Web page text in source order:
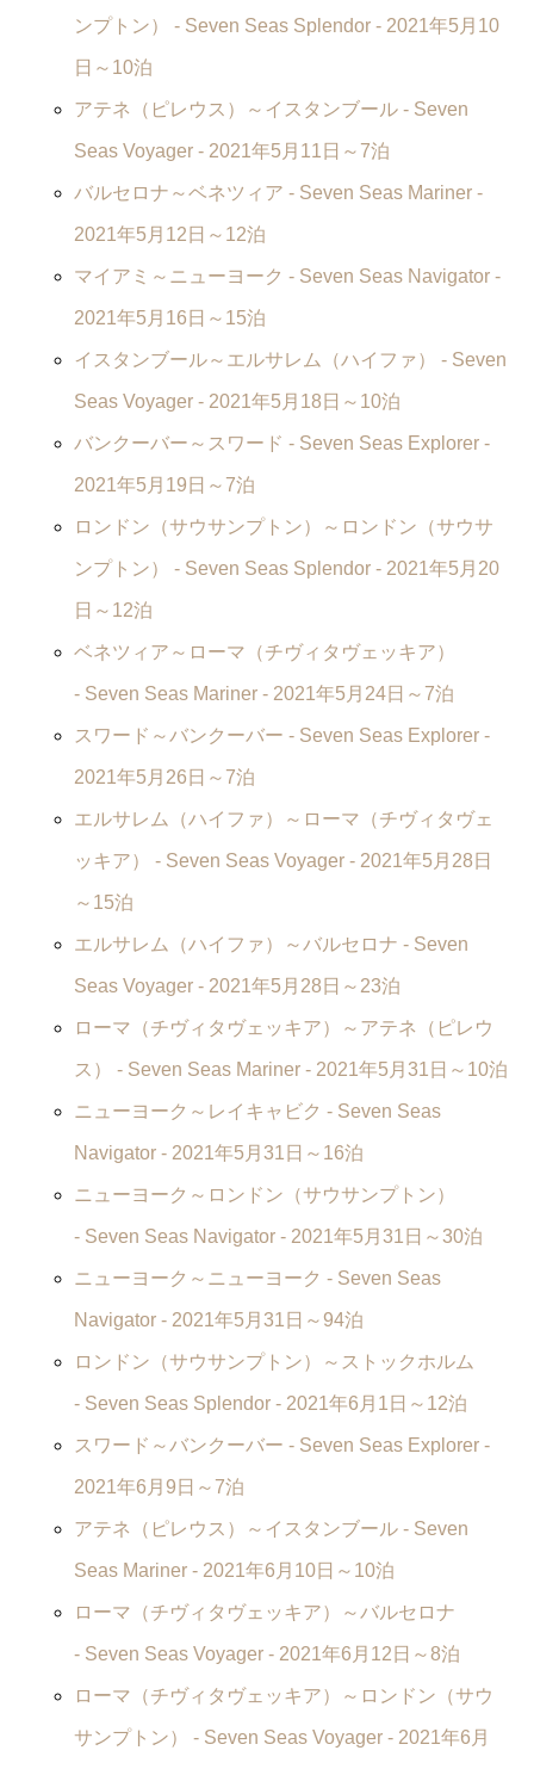
ンプトン） - Seven Seas Splendor- 2021年5月10
日～10泊
アテネ（ピレウス）～イスタンブール - Seven
Seas Voyager- 2021年5月11日～7泊
バルセロナ～ベネツィア - Seven Seas Mariner-
2021年5月12日～12泊
マイアミ～ニューヨーク - Seven Seas Navigator-
2021年5月16日～15泊
イスタンブール～エルサレム（ハイファ） - Seven
Seas Voyager- 2021年5月18日～10泊
バンクーバー～スワード - Seven Seas Explorer-
2021年5月19日～7泊
ロンドン（サウサンプトン）～ロンドン（サウサ
ンプトン） - Seven Seas Splendor- 2021年5月20
日～12泊
ベネツィア～ローマ（チヴィタヴェッキア）
- Seven Seas Mariner- 2021年5月24日～7泊
スワード～バンクーバー - Seven Seas Explorer-
2021年5月26日～7泊
エルサレム（ハイファ）～ローマ（チヴィタヴェ
ッキア） - Seven Seas Voyager- 2021年5月28日
～15泊
エルサレム（ハイファ）～バルセロナ - Seven
Seas Voyager- 2021年5月28日～23泊
ローマ（チヴィタヴェッキア）～アテネ（ピレウ
ス） - Seven Seas Mariner- 2021年5月31日～10泊
ニューヨーク～レイキャビク - Seven Seas
Navigator- 2021年5月31日～16泊
ニューヨーク～ロンドン（サウサンプトン）
- Seven Seas Navigator- 2021年5月31日～30泊
ニューヨーク～ニューヨーク - Seven Seas
Navigator- 2021年5月31日～94泊
ロンドン（サウサンプトン）～ストックホルム
- Seven Seas Splendor- 2021年6月1日～12泊
スワード～バンクーバー - Seven Seas Explorer-
2021年6月9日～7泊
アテネ（ピレウス）～イスタンブール - Seven
Seas Mariner- 2021年6月10日～10泊
ローマ（チヴィタヴェッキア）～バルセロナ
- Seven Seas Voyager- 2021年6月12日～8泊
ローマ（チヴィタヴェッキア）～ロンドン（サウ
サンプトン） - Seven Seas Voyager- 2021年6月